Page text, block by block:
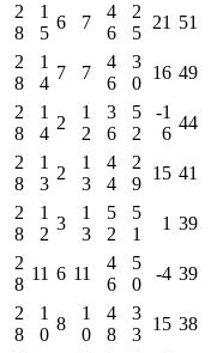
2
8
1
5
6 7
4
6
2
5
21 51
2
8
1
4
7 7
4
6
3
0
16 49
2
8
1
4
2
1
2
3
6
5
2
-1
6
44
2
8
1
3
2
1
3
4
4
2
9
15 41
2
8
1
2
3
1
3
5
2
5
1
1 39
2
8
11 6 11
4
6
5
0
-4 39
2
8
1
0
8
1
0
4
8
3
3
15 38